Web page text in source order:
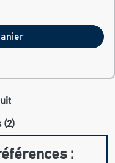
(2)
: